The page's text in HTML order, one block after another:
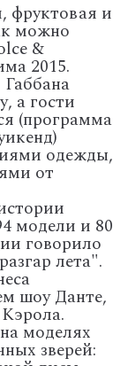
фруктовая и
можно
&
2015.
а гости
(программа
одежды,
от
модели и 80
говорило
лета".
шоу Данте,
моделях
зверей: